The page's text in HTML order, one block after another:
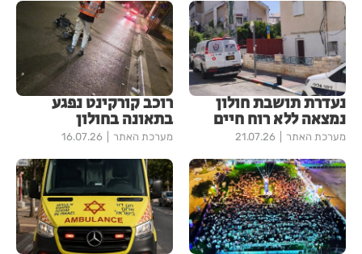
נעדרת תושבת חולון
נמצאה ללא רוח חיים
מערכת האתר 21.07.26
רוכב קורקינט נפגע
בתאונה בחולון
מערכת האתר 16.07.26